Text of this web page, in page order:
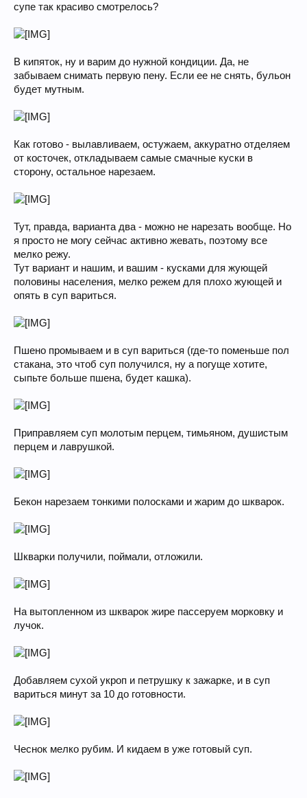
супе так красиво смотрелось?
В кипяток, ну и варим до нужной кондиции. Да, не
забываем снимать первую пену. Если ее не снять, бульон
будет мутным.
Как готово - вылавливаем, остужаем, аккуратно отделяем
от косточек, откладываем самые смачные куски в
сторону, остальное нарезаем.
Тут, правда, варианта два - можно не нарезать вообще. Но
я просто не могу сейчас активно жевать, поэтому все
мелко режу.
Тут вариант и нашим, и вашим - кусками для жующей
половины населения, мелко режем для плохо жующей и
опять в суп вариться.
Пшено промываем и в суп вариться (где-то поменьше пол
стакана, это чтоб суп получился, ну а погуще хотите,
сыпьте больше пшена, будет кашка).
Приправляем суп молотым перцем, тимьяном, душистым
перцем и лаврушкой.
Бекон нарезаем тонкими полосками и жарим до шкварок.
Шкварки получили, поймали, отложили.
На вытопленном из шкварок жире пассеруем морковку и
лучок.
Добавляем сухой укроп и петрушку к зажарке, и в суп
вариться минут за 10 до готовности.
Чеснок мелко рубим. И кидаем в уже готовый суп.